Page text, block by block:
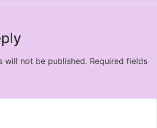
will not be published. Required fields